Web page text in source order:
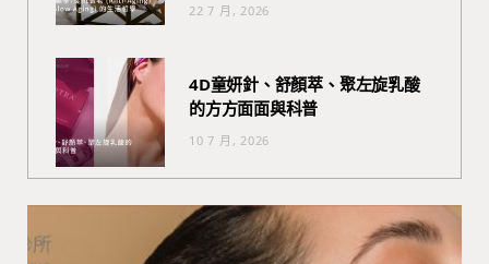
22 7 月, 2026
4D童妍針、舒顏萃、聚左旋乳酸
的方方面面與科普
10 7 月, 2026